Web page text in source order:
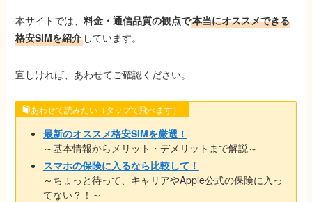
本サイトでは、料金・通信品質の観点で本当にオススメできる
格安SIMを紹介 しています。
宜しければ、あわせてご確認ください。
あわせて読みたい（タップで飛べます）
最新のオススメ格安SIMを厳選！
～基本情報からメリット・デメリットまで解説～
スマホの保険に入るなら比較して！
～ちょっと待って、キャリアやApple公式の保険に入っ
てない？！～